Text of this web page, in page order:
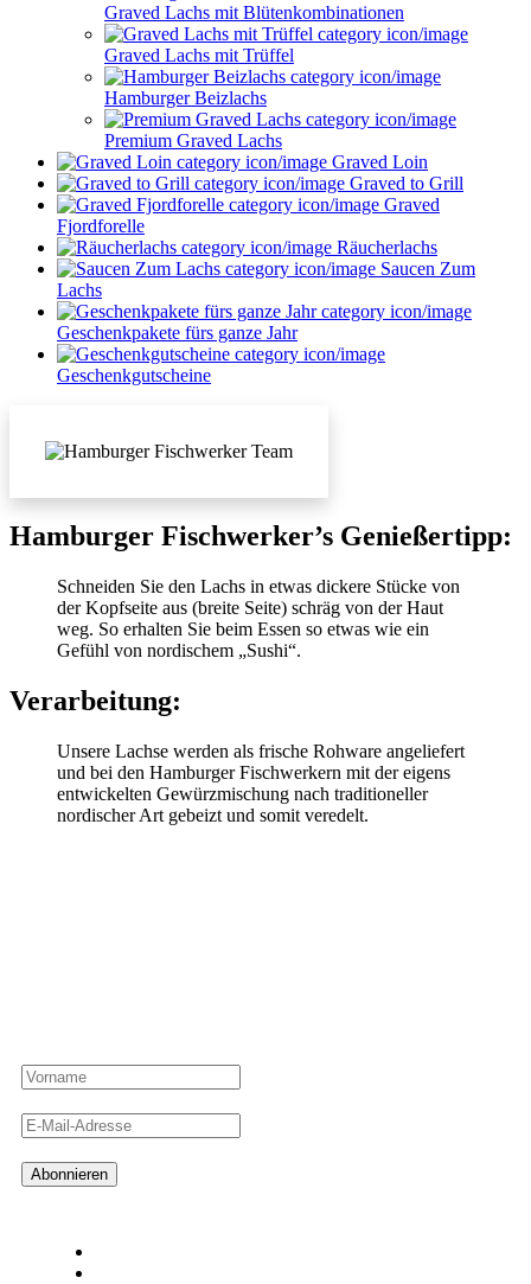
Graved Lachs mit Blütenkombinationen
Graved Lachs mit Trüffel
Hamburger Beizlachs
Premium Graved Lachs
Graved Loin
Graved to Grill
Graved
Fjordforelle
Räucherlachs
Saucen Zum
Lachs
Geschenkpakete fürs ganze Jahr
Geschenkgutscheine
Hamburger Fischwerker’s Genießertipp:
Schneiden Sie den Lachs in etwas dickere Stücke von
der Kopfseite aus (breite Seite) schräg von der Haut
weg. So erhalten Sie beim Essen so etwas wie ein
Gefühl von nordischem „Sushi“.
Verarbeitung:
Unsere Lachse werden als frische Rohware angeliefert
und bei den Hamburger Fischwerkern mit der eigens
entwickelten Gewürzmischung nach traditioneller
nordischer Art gebeizt und somit veredelt.